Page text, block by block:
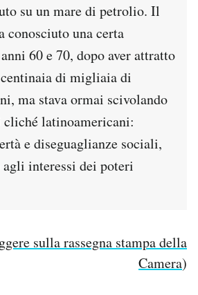
su un mare di petrolio. Il
conosciuto una certa
60 e 70, dopo aver attratto
di migliaia di
ma stava ormai scivolando
latinoamericani:
e diseguaglianze sociali,
interessi dei poteri
sulla rassegna stampa della
Camera)